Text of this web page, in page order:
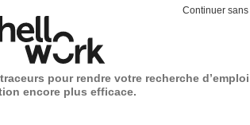
Continuer
pour rendre votre recherche
encore plus efficace.